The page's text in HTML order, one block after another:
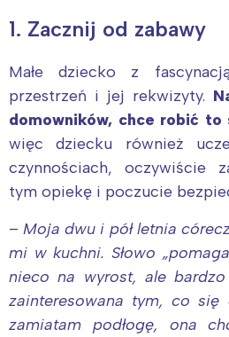
1. Zacznij od zabawy
Małe dziecko z
przestrzeń i jej rekwizyty.
domowników, chce robić to
więc dziecku również
czynnościach, oczywiście
tym opiekę i poczucie
–Moja dwu i pół letnia
mi w kuchni. Słowo
nieco na wyrost, ale
zainteresowana tym, co
zamiatam podłogę, ona